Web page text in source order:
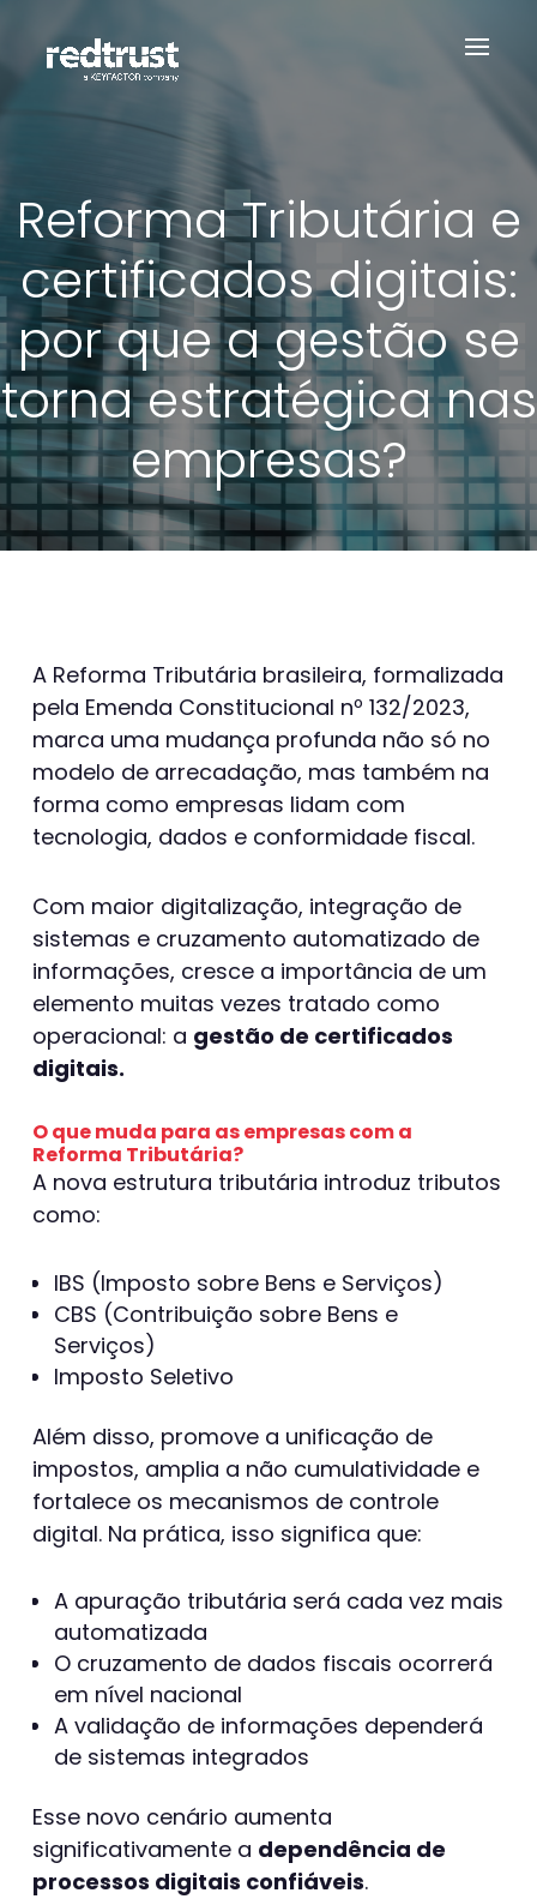
Reforma Tributária e
certificados digitais:
por que a gestão se
torna estratégica nas
empresas?
A Reforma Tributária brasileira, formalizada
pela Emenda Constitucional nº 132/2023,
marca uma mudança profunda não só no
modelo de arrecadação, mas também na
forma como empresas lidam com
tecnologia, dados e conformidade fiscal.
Com maior digitalização, integração de
sistemas e cruzamento automatizado de
informações, cresce a importância de um
elemento muitas vezes tratado como
operacional: a gestão de certificados
digitais.
O que muda para as empresas com a
Reforma Tributária?
A nova estrutura tributária introduz tributos
como:
IBS (Imposto sobre Bens e Serviços)
CBS (Contribuição sobre Bens e
Serviços)
Imposto Seletivo
Além disso, promove a unificação de
impostos, amplia a não cumulatividade e
fortalece os mecanismos de controle
digital. Na prática, isso significa que:
A apuração tributária será cada vez mais
automatizada
O cruzamento de dados fiscais ocorrerá
em nível nacional
A validação de informações dependerá
de sistemas integrados
Esse novo cenário aumenta
significativamente a dependência de
processos digitais confiáveis.